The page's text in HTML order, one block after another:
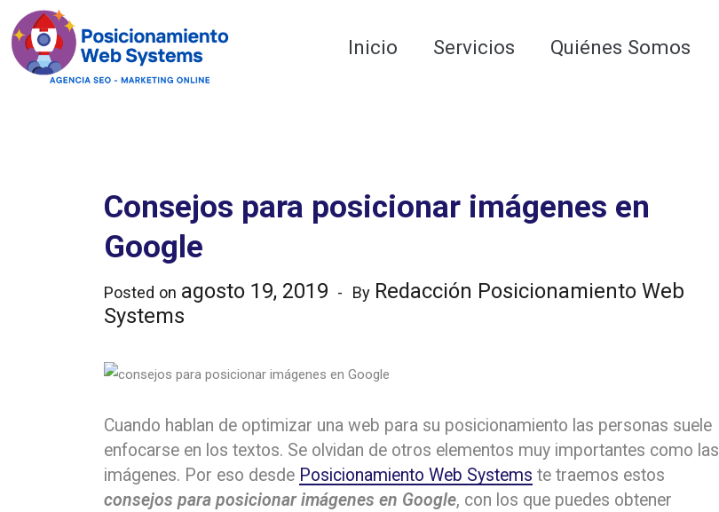
Inicio Servicios Quiénes Somos
Consejos para posicionar imágenes en
Google
Posted on agosto 19, 2019 By Redacción Posicionamiento Web
Systems
Cuando hablan de optimizar una web para su posicionamiento las personas suele
enfocarse en los textos. Se olvidan de otros elementos muy importantes como las
imágenes. Por eso desde Posicionamiento Web Systems te traemos estos
consejos para posicionar imágenes en Google, con los que puedes obtener